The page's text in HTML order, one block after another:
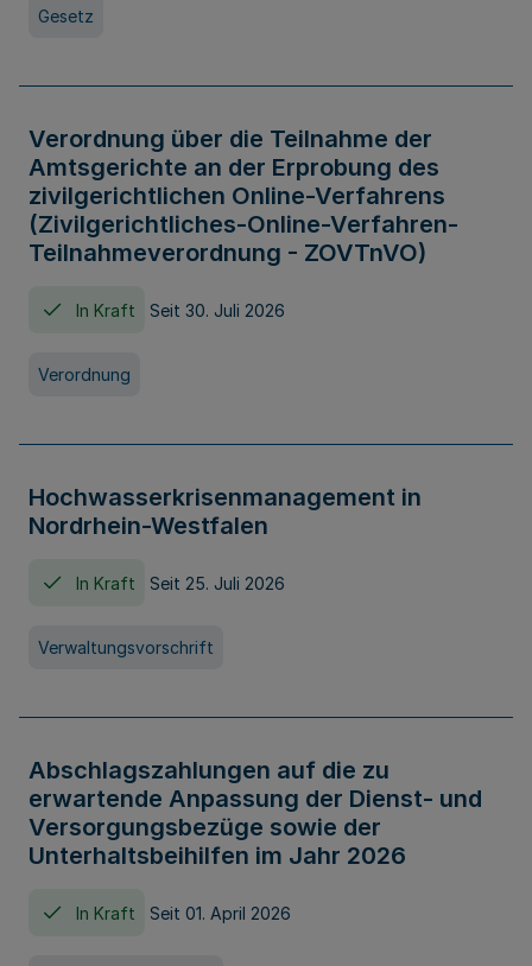
Gesetz
Verordnung über die Teilnahme der
Amtsgerichte an der Erprobung des
zivilgerichtlichen Online-Verfahrens
(Zivilgerichtliches-Online-Verfahren-
Teilnahmeverordnung - ZOVTnVO)
In Kraft Seit 30. Juli 2026
Verordnung
Hochwasserkrisenmanagement in
Nordrhein-Westfalen
In Kraft Seit 25. Juli 2026
Verwaltungsvorschrift
Abschlagszahlungen auf die zu
erwartende Anpassung der Dienst- und
Versorgungsbezüge sowie der
Unterhaltsbeihilfen im Jahr 2026
In Kraft Seit 01. April 2026